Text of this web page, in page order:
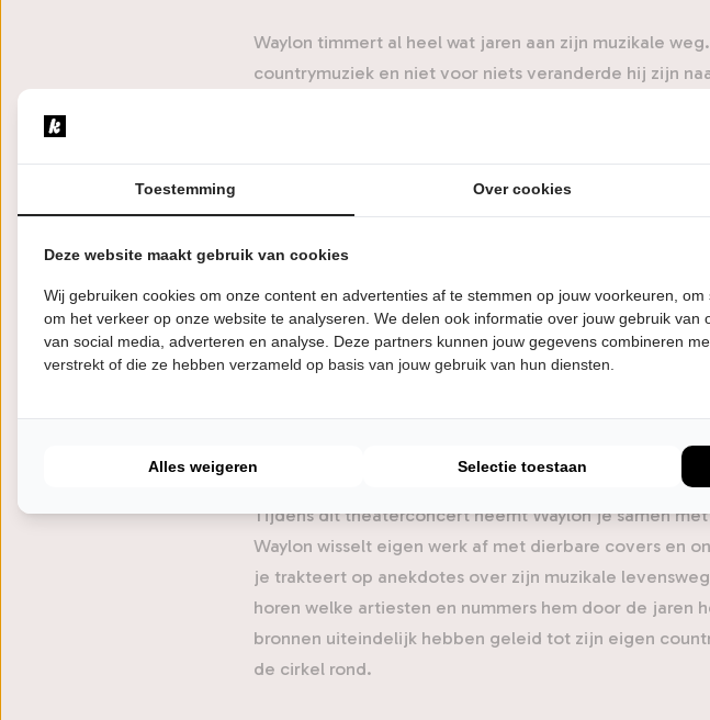
Waylon timmert al heel wat jaren aan zijn muzikale
countrymuziek en niet voor niets veranderde hij zijn
countrylegende Waylon Jennings, onder andere
Dukes of Hazard’. In 2008 brak Waylon door met zijn
natuurlijk van The Common Linnets en de hit ‘Calm
In de coronatijd verliet Waylon het pad van de
album met de toepasselijke titel ‘Willem’. Nu keert hij
verwijst naar de legendarische The Time Jumpers uit
jazz weten te vermengen tot een eigen virtuoos
begon een kwart eeuw geleden met jamsessies, die
de country. Zo mochten ze bij hun wekelijkse
Norah Jones, Bonnie Raitt, Jimmy Buffett en Kings of
uiteindelijk naar hen vernoemde – en dat is te horen:
Tijdens dit theaterconcert neemt Waylon je samen
Waylon wisselt eigen werk af met dierbare covers en
je trakteert op anekdotes over zijn muzikale
horen welke artiesten en nummers hem door de jaren
bronnen uiteindelijk hebben geleid tot zijn eigen
de cirkel rond.
Toestemming Over cookies
Deze website maakt gebruik van cookies
Wij gebruiken cookies om onze content en advertenties af te stemmen op jouw voorkeuren,
om het verkeer op onze website te analyseren. We delen ook informatie over jouw gebruik van
van social media, adverteren en analyse. Deze partners kunnen jouw gegevens combineren
verstrekt of die ze hebben verzameld op basis van jouw gebruik van hun diensten.
Alles weigeren Selectie toestaan